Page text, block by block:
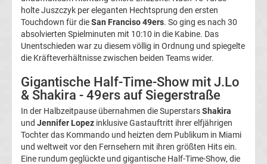
Conference
League
Conference
League
Tabelle
holte Juszczyk per eleganten Hechtsprung den ersten
Touchdown für dieSan Franciso 49ers. So ging es nach 30
absolvierten Spielminuten mit 10:10 in die Kabine. Das
Unentschieden war zu diesem völlig in Ordnung und spiegelte
die Kräfteverhältnisse zwischen beiden Teams wider.
Gigantische Half-Time-Show mit J.Lo
& Shakira - 49ers auf Siegerstraße
In der Halbzeitpause übernahmen die SuperstarsShakira
und Jennifer Lopez inklusive Gastauftritt ihrer elfjährigen
Tochter das Kommando und heizten dem Publikum in Miami
und weltweit vor den Fernsehern mit ihren größten Hits ein.
Eine rundum geglückte und gigantische Half-Time-Show, die